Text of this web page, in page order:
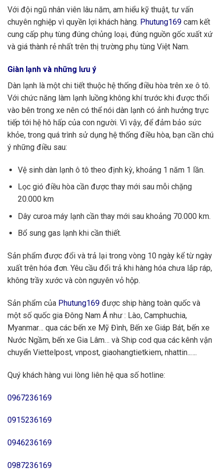
Với đội ngũ nhân viên lâu năm, am hiểu kỹ thuật, tư vấn
chuyên nghiệp vì quyền lợi khách hàng. Phutung169 cam kết
cung cấp phụ tùng đúng chủng loại, đúng nguồn gốc xuất xứ
và giá thành rẻ nhất trên thị trường phụ tùng Việt Nam.
Giàn lạnh và những lưu ý
Dàn lạnh là một chi tiết thuộc hệ thống điều hòa trên xe ô tô.
Với chức năng làm lạnh luồng không khí trước khi được thổi
vào bên trong xe nên có thể nói dàn lạnh có ảnh hưởng trực
tiếp tới hệ hô hấp của con người. Vì vậy, để đảm bảo sức
khỏe, trong quá trình sử dụng hệ thống điều hòa, bạn cần chú
ý những điều sau:
Vệ sinh dàn lạnh ô tô theo định kỳ, khoảng 1 năm 1 lần.
Lọc gió điều hòa cần được thay mới sau mỗi chặng
20.000 km
Dây curoa máy lạnh cần thay mới sau khoảng 70.000 km.
Bổ sung gas lạnh khi cần thiết.
Sản phẩm được đổi và trả lại trong vòng 10 ngày kể từ ngày
xuất trên hóa đơn. Yêu cầu đổi trả khi hàng hóa chưa lắp ráp,
không trầy xước và còn nguyên vỏ hộp.
Sản phẩm của Phutung169 được ship hàng toàn quốc và
một số quốc gia Đông Nam Á như : Lào, Camphuchia,
Myanmar… qua các bến xe Mỹ Đình, Bến xe Giáp Bát, bến xe
Nước Ngầm, bến xe Gia Lâm… và Ship cod qua các kênh vận
chuyển Viettelpost, vnpost, giaohangtietkiem, nhattin..….
Quý khách hàng vui lòng liên hệ qua số hotline:
0967236169
0915236169
0946236169
0987236169